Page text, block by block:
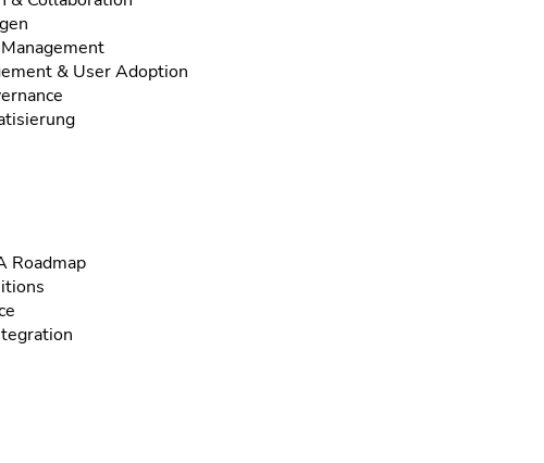
& User Adoption
Roadmap